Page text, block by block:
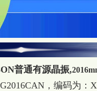
普通有源晶振,
，编码为：